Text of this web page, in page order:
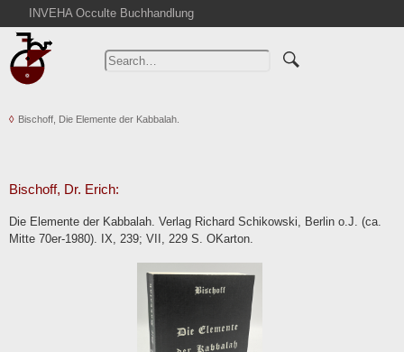
INVEHA Occulte Buchhandlung
Home
Advanced Search
Cart
Contact
Bischoff, Die Elemente der Kabbalah.
Bischoff, Dr. Erich:
Die Elemente der Kabbalah. Verlag Richard Schikowski, Berlin o.J. (ca.
Mitte 70er-1980). IX, 239; VII, 229 S. OKarton.